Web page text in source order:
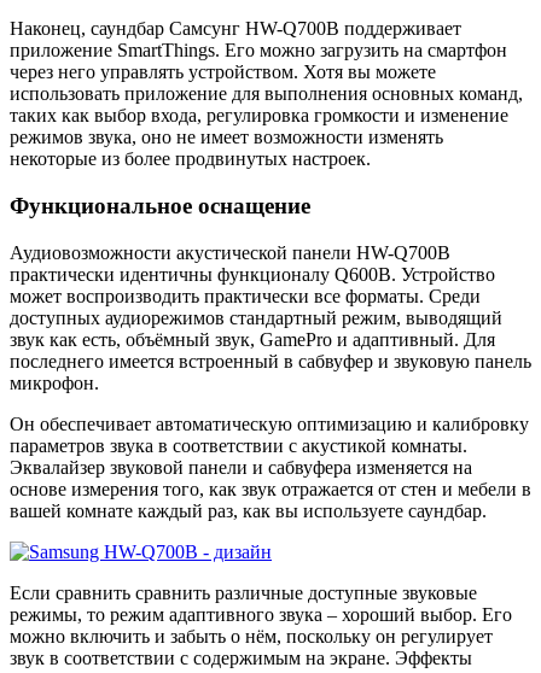
Наконец, саундбар Самсунг HW-Q700B поддерживает
приложение SmartThings. Его можно загрузить на смартфон
через него управлять устройством. Хотя вы можете
использовать приложение для выполнения основных команд,
таких как выбор входа, регулировка громкости и изменение
режимов звука, оно не имеет возможности изменять
некоторые из более продвинутых настроек.
Функциональное оснащение
Аудиовозможности акустической панели HW-Q700B
практически идентичны функционалу Q600B. Устройство
может воспроизводить практически все форматы. Среди
доступных аудиорежимов стандартный режим, выводящий
звук как есть, объёмный звук, GamePro и адаптивный. Для
последнего имеется встроенный в сабвуфер и звуковую панель
микрофон.
Он обеспечивает автоматическую оптимизацию и калибровку
параметров звука в соответствии с акустикой комнаты.
Эквалайзер звуковой панели и сабвуфера изменяется на
основе измерения того, как звук отражается от стен и мебели в
вашей комнате каждый раз, как вы используете саундбар.
Если сравнить сравнить различные доступные звуковые
режимы, то режим адаптивного звука – хороший выбор. Его
можно включить и забыть о нём, поскольку он регулирует
звук в соответствии с содержимым на экране. Эффекты